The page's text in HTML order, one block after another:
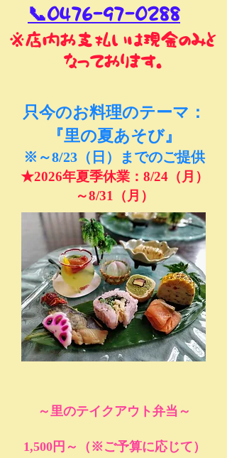
📞0476-97-0288
※店内お支払いは現金のみと
なっております。
只今のお料理のテーマ：
『里の夏あそび』
※～8/23（日）までのご提供
​★2026年夏季休業：8/24（月）
～8/31（月）
～里のテイクアウト弁当～
1,500円～（※ご予算に応じて）